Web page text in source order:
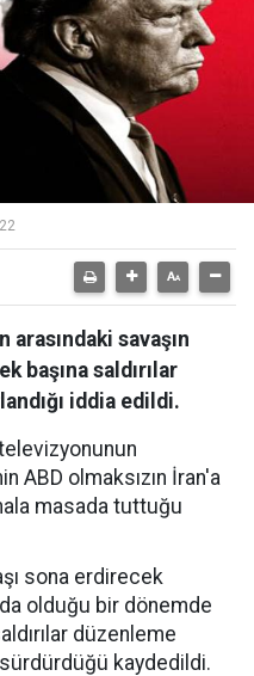
savaşın
başına saldırılar
iddia edildi.
ABD olmaksızın İran'a
masada tuttuğu
sona erdirecek
olduğu bir dönemde
düzenleme
sürdürdüğü kaydedildi.